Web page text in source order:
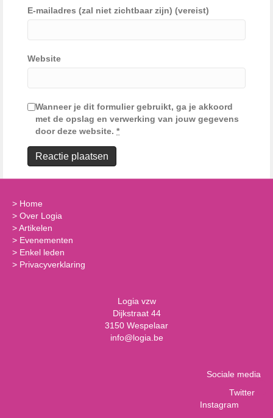
E-mailadres (zal niet zichtbaar zijn) (vereist)
Website
Wanneer je dit formulier gebruikt, ga je akkoord
met de opslag en verwerking van jouw gegevens
door deze website. *
> Home
> Over Logia
>Artikelen
> Evenementen
> Enkel leden
> Privacyverklaring
Logia vzw
Dijkstraat 44
3150 Wespelaar
info@logia.be
Sociale media
Twitter
Instagram